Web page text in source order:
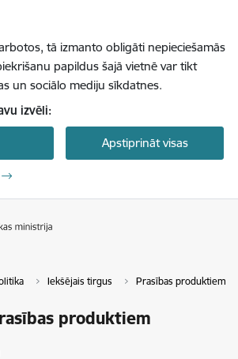
tā izmanto obligāti nepieciešamās
papildus šajā vietnē var tikt
un sociālo mediju sīkdatnes.
izvēli:
Apstiprināt visas
Iekšējais tirgus Prasības produktiem
produktiem